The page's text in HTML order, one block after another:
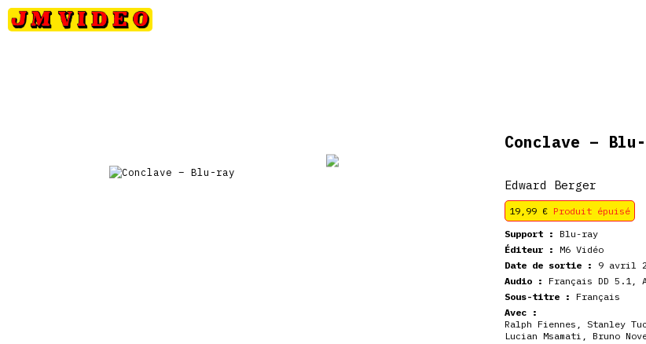
Occasions
prix
Conclave –
Edward Berger
19,99 € Produit épuisé
Support : Blu-ray
Éditeur : M6 Vidéo
Date de sortie :
9 avril
Audio : Français DD 5.1,
Sous-titre : Français
Avec :
Ralph Fiennes, Stanley
Lucian Msamati, Bruno